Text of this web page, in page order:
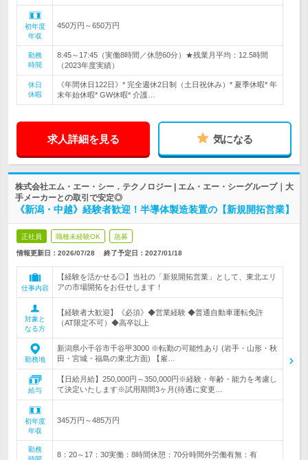
初年度
年収
450万円～650万円
勤務
時間
8:45～17:45（実働8時間／休憩60分）★残業月平均：12.5時間
（2023年度実績）
休日
休暇
《年間休日122日》* 完全週休2日制（土日祝休み）* 夏季休暇* 年
末年始休暇* GW休暇* 介護…
求人詳細を見る 気になる
株式会社エム・エー・シー．テクノロジー | エム・エー・シーグループ｜大
手メーカーとの取引で安定◎
《新潟・中越》経験者歓迎！半導体製造装置の【新規開拓営業】
正社員 職種未経験OK 急募
情報更新日：2026/07/28 終了予定日： 2027/01/18
仕事内容
【経験を活かせる◎】当社の「新規開拓営業」として、東北エリ
アの市場開拓をお任せします！
対象と
なる方
【経験者大歓迎】《必須》◆営業経験 ◆普通自動車運転免許
（AT限定不可）◆高卒以上
勤務地
新潟県小千谷市千谷甲3000 ※転勤の可能性あり (岩手・山形・秋
田・宮城・福島の東北方面) 【雇…
給与
【日給月給】250,000円～350,000円※経験・年齢・能力を考慮し
て決定いたします※試用期間3ヶ月(待遇に変更…
初年度
年収
345万円～485万円
勤務
8：20～17：30実働：8時間休憩：70分時間外労働有無：有